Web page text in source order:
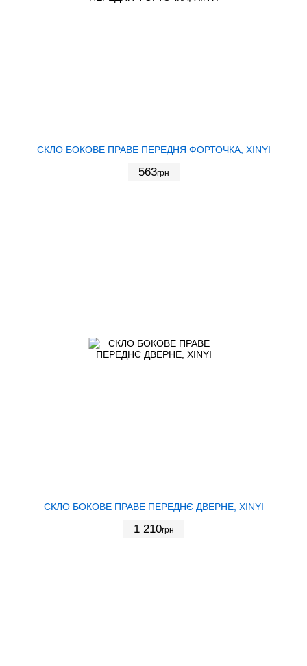
СКЛО БОКОВЕ ПРАВЕ ПЕРЕДНЯ ФОРТОЧКА, XINYI
563грн
СКЛО БОКОВЕ ПРАВЕ ПЕРЕДНЄ ДВЕРНЕ, XINYI
1 210грн